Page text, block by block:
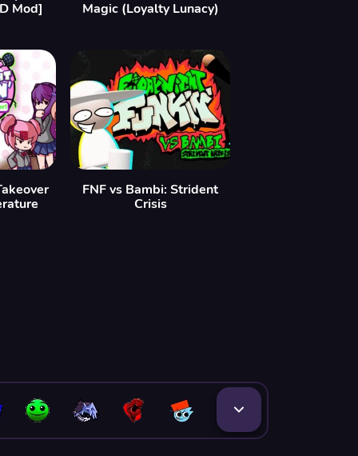
Mod]
Magic (Loyalty Lunacy)
FNF vs Bambi: Strident
Crisis